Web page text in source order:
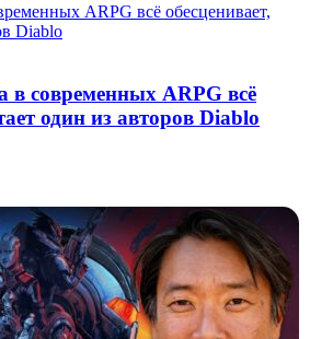
ARPG всё обесценивает,
Diablo
в современных ARPG всё
один из авторов Diablo